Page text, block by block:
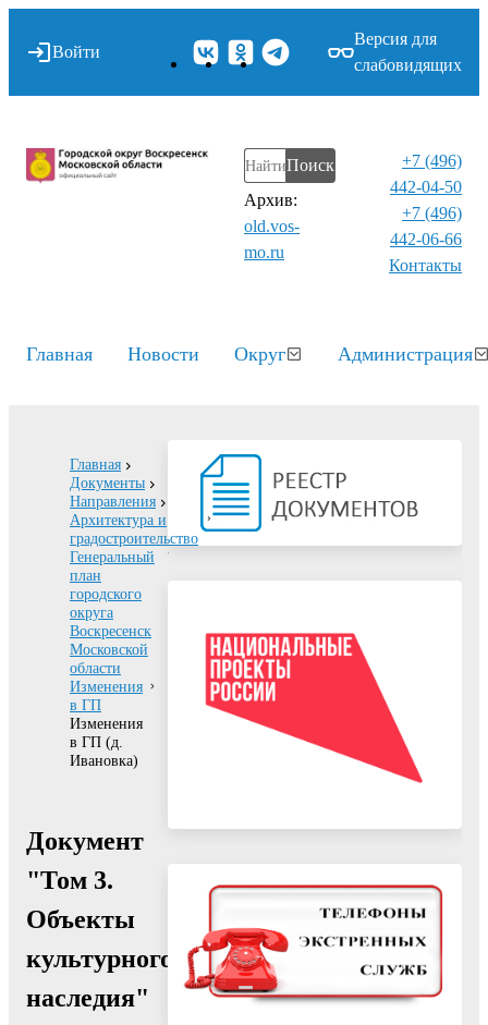
Войти
Версия для
слабовидящих
Поиск
Архив:
old.vos-
mo.ru
+7 (496)
442-04-50
+7 (496)
442-06-66
Контакты⁠
Главная Новости Округ Администрация
Главная
Документы
Направления
Архитектура и
градостроительство
Генеральный
план
городского
округа
Воскресенск
Московской
области
Изменения
в ГП
Изменения
в ГП (д.
Ивановка)
Документ
"Том 3.
Объекты
культурного
наследия"